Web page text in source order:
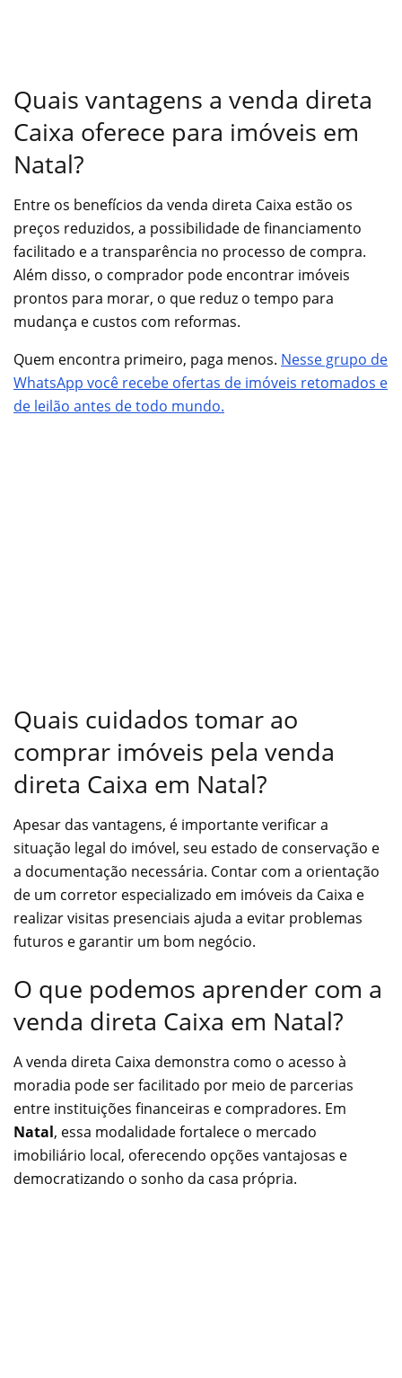
Quais vantagens a venda direta
Caixa oferece para imóveis em
Natal?
Entre os benefícios da venda direta Caixa estão os
preços reduzidos, a possibilidade de financiamento
facilitado e a transparência no processo de compra.
Além disso, o comprador pode encontrar imóveis
prontos para morar, o que reduz o tempo para
mudança e custos com reformas.
Quem encontra primeiro, paga menos. Nesse grupo de
WhatsApp você recebe ofertas de imóveis retomados e
de leilão antes de todo mundo.
Quais cuidados tomar ao
comprar imóveis pela venda
direta Caixa em Natal?
Apesar das vantagens, é importante verificar a
situação legal do imóvel, seu estado de conservação e
a documentação necessária. Contar com a orientação
de um corretor especializado em imóveis da Caixa e
realizar visitas presenciais ajuda a evitar problemas
futuros e garantir um bom negócio.
O que podemos aprender com a
venda direta Caixa em Natal?
A venda direta Caixa demonstra como o acesso à
moradia pode ser facilitado por meio de parcerias
entre instituições financeiras e compradores. Em
Natal, essa modalidade fortalece o mercado
imobiliário local, oferecendo opções vantajosas e
democratizando o sonho da casa própria.